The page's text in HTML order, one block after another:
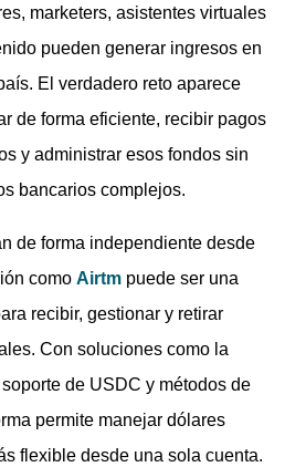
marketers, asistentes virtuales
pueden generar ingresos en
El verdadero reto aparece
de forma eficiente, recibir pagos
y administrar esos fondos sin
bancarios complejos.
de forma independiente desde
como Airtm puede ser una
recibir, gestionar y retirar
Con soluciones como la
de USDC y métodos de
permite manejar dólares
flexible desde una sola cuenta.